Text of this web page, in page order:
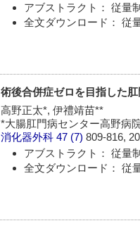
アブストラクト： 従量
全文ダウンロード： 従
術後合併症ゼロを目指した
高野正太*, 伊禮靖苗**
*大腸肛門病センター高野病
消化器外科 47 (7)809-816,
アブストラクト： 従量
全文ダウンロード： 従